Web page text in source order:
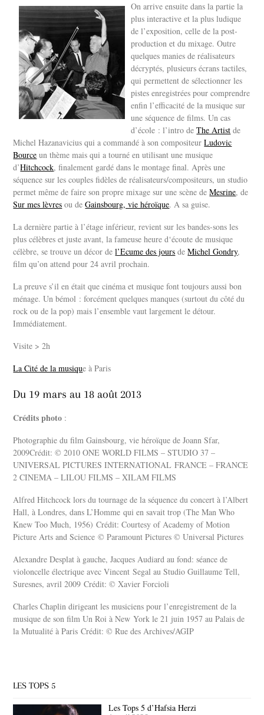
On arrive ensuite dans la partie la
plus interactive et la plus ludique
de l’exposition, celle de la post-
production et du mixage. Outre
quelques manies de réalisateurs
décryptés, plusieurs écrans tactiles,
qui permettent de sélectionner les
pistes enregistrées pour comprendre
enfin l’efficacité de la musique sur
une séquence de films. Un cas
d’école : l’intro deThe Artist de
Michel Hazanavicius qui a commandé à son compositeurLudovic
Bource un thème mais qui a tourné en utilisant une musique
d’Hitchcock, finalement gardé dans le montage final. Après une
séquence sur les couples fidèles de réalisateurs/compositeurs, un studio
permet même de faire son propre mixage sur une scène deMesrine, de
Sur mes lèvres ou deGainsbourg, vie héroïque. A sa guise.
La dernière partie à l’étage inférieur, revient sur les bandes-sons les
plus célèbres et juste avant, la fameuse heure d‘écoute de musique
célèbre, se trouve un décor del’Ecume des jours deMichel Gondry,
film qu’on attend pour 24 avril prochain.
La preuve s’il en était que cinéma et musique font toujours aussi bon
ménage. Un bémol : forcément quelques manques (surtout du côté du
rock ou de la pop) mais l’ensemble vaut largement le détour.
Immédiatement.
Visite > 2h
La Cité de la musique à Paris
Du 19 mars au 18 août 2013
Crédits photo :
Photographie du film Gainsbourg, vie héroïque de Joann Sfar,
2009Crédit: © 2010 ONE WORLD FILMS – STUDIO 37 –
UNIVERSAL PICTURES INTERNATIONAL FRANCE – FRANCE
2 CINEMA – LILOU FILMS – XILAM FILMS
Alfred Hitchcock lors du tournage de la séquence du concert à l’Albert
Hall, à Londres, dans L’Homme qui en savait trop (The Man Who
Knew Too Much, 1956) Crédit: Courtesy of Academy of Motion
Picture Arts and Science © Paramount Pictures © Universal Pictures
Alexandre Desplat à gauche, Jacques Audiard au fond: séance de
violoncelle électrique avec Vincent Segal au Studio Guillaume Tell,
Suresnes, avril 2009 Crédit: © Xavier Forcioli
Charles Chaplin dirigeant les musiciens pour l’enregistrement de la
musique de son film Un Roi à New York le 21 juin 1957 au Palais de
la Mutualité à Paris Crédit: © Rue des Archives/AGIP
LES TOPS 5
Les Tops 5 d’Hafsia Herzi